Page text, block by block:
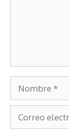
Nombre
Correo